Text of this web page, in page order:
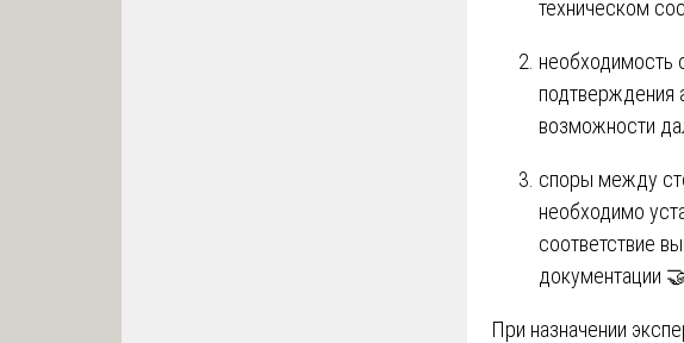
техническом
необходимость
подтверждения
возможности
споры между
необходимо
соответствие
документации
При назначении